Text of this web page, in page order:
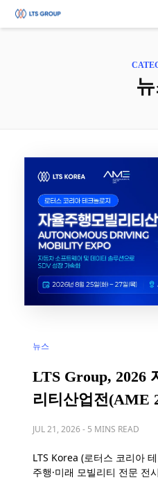
귀하의 회사
뉴스
LTS Group, 2026
리티산업전(AME
JUL 21, 2026- 5 MINS READ
LTS Korea (로터스 코리아
주행·미래 모빌리티 전문 전